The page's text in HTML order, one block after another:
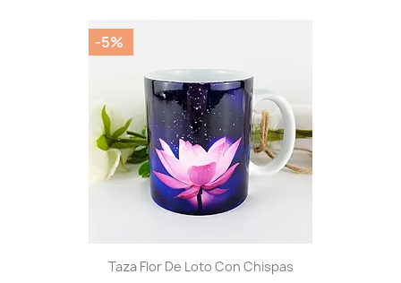
Taza Flor De Loto Con Chispas
-5%